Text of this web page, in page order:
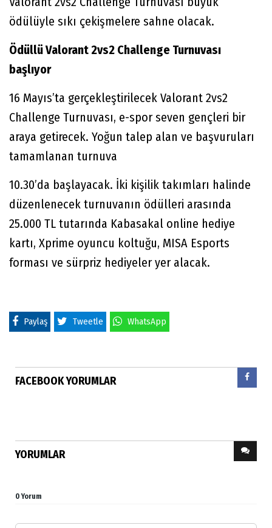
ödülüyle sıkı çekişmelere sahne olacak.
Ödüllü Valorant 2vs2 Challenge Turnuvası
başlıyor
16 Mayıs’ta gerçekleştirilecek Valorant 2vs2
Challenge Turnuvası, e-spor seven gençleri bir
araya getirecek. Yoğun talep alan ve başvuruları
tamamlanan turnuva
10.30’da başlayacak. İki kişilik takımları halinde
düzenlenecek turnuvanın ödülleri arasında
25.000 TL tutarında Kabasakal online hediye
kartı, Xprime oyuncu koltuğu, MISA Esports
forması ve sürpriz hediyeler yer alacak.
Paylaş Tweetle WhatsApp
FACEBOOK YORUMLAR
YORUMLAR
0 Yorum